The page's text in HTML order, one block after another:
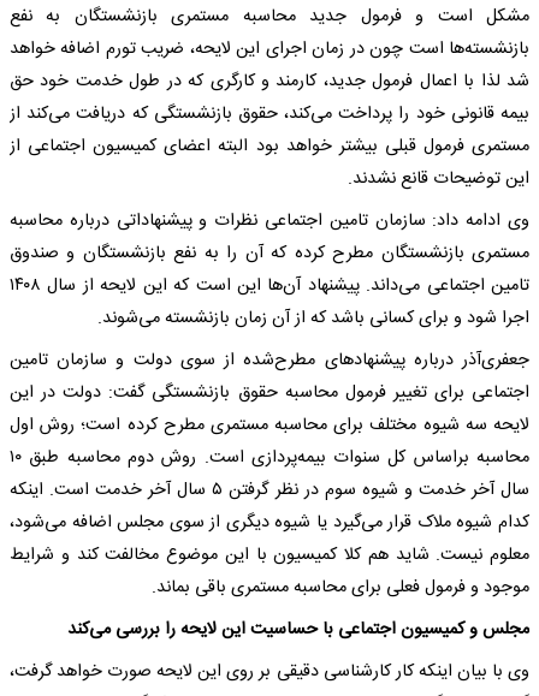
مشکل است و فرمول جدید محاسبه مستمری بازنشستگان به نفع
بازنشسته‌ها است چون در زمان اجرای این لایحه، ضریب تورم اضافه خواهد
شد لذا با اعمال فرمول جدید، کارمند و کارگری که در طول خدمت خود حق
بیمه قانونی خود را پرداخت می‌کند، حقوق بازنشستگی که دریافت می‌کند از
مستمری فرمول قبلی بیشتر خواهد بود البته اعضای کمیسیون اجتماعی از
این توضیحات قانع نشدند.
وی ادامه داد: سازمان تامین اجتماعی نظرات و پیشنهاداتی درباره محاسبه
مستمری بازنشستگان مطرح کرده که آن را به نفع بازنشستگان و صندوق
تامین اجتماعی می‌داند. پیشنهاد آن‌ها این است که این لایحه از سال ۱۴۰۸
اجرا شود و برای کسانی باشد که از آن زمان بازنشسته می‌شوند.
جعفری‌آذر درباره پیشنهادهای مطرح‌شده از سوی دولت و سازمان تامین
اجتماعی برای تغییر فرمول محاسبه حقوق بازنشستگی گفت: دولت در این
لایحه سه شیوه مختلف برای محاسبه مستمری مطرح کرده است؛ روش اول
محاسبه براساس کل سنوات بیمه‌پردازی است. روش دوم محاسبه طبق ۱۰
سال آخر خدمت و شیوه سوم در نظر گرفتن ۵ سال آخر خدمت است. اینکه
کدام شیوه ملاک قرار می‌گیرد یا شیوه دیگری از سوی مجلس اضافه می‌شود،
معلوم نیست. شاید هم کلا کمیسیون با این موضوع مخالفت کند و شرایط
موجود و فرمول فعلی برای محاسبه مستمری باقی بماند.
مجلس و کمیسیون اجتماعی با حساسیت این لایحه را بررسی می‌کند
وی با بیان اینکه کار کارشناسی دقیقی بر روی این لایحه صورت خواهد گرفت،